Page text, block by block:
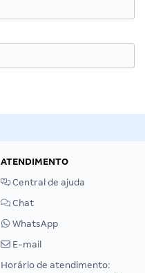
ATENDIMENTO
Central de ajuda
Chat
WhatsApp
E-mail
Horário de atendimento: